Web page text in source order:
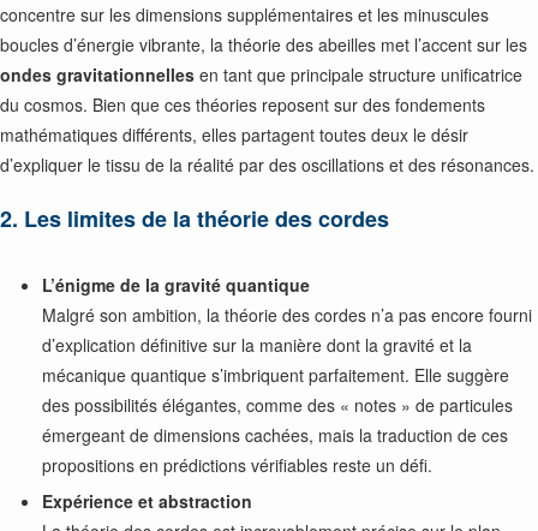
concentre sur les dimensions supplémentaires et les minuscules
boucles d’énergie vibrante, la théorie des abeilles met l’accent sur les
ondes gravitationnelles en tant que principale structure unificatrice
du cosmos. Bien que ces théories reposent sur des fondements
mathématiques différents, elles partagent toutes deux le désir
d’expliquer le tissu de la réalité par des oscillations et des résonances.
2. Les limites de la théorie des cordes
L’énigme de la gravité quantique
Malgré son ambition, la théorie des cordes n’a pas encore fourni
d’explication définitive sur la manière dont la gravité et la
mécanique quantique s’imbriquent parfaitement. Elle suggère
des possibilités élégantes, comme des « notes » de particules
émergeant de dimensions cachées, mais la traduction de ces
propositions en prédictions vérifiables reste un défi.
Expérience et abstraction